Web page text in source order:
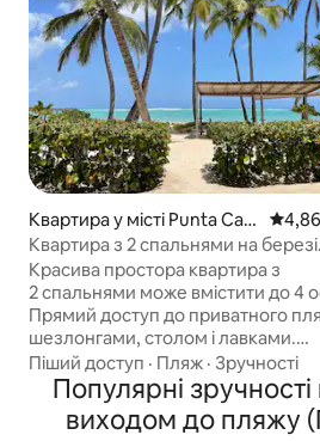
Квартира у місті Punta Can
a
Квартира з 2 спальнями на березі
океану
Красива простора квартира з
2 спальнями може вмістити до 4
Прямий доступ до приватного
шезлонгами, столом і лавками.
Розташована на 4-му поверсі (без
ліфта). 2 спальні мають власні
видом на океан: двоспальне
розміру King size та двоспальне
Піший доступ · Пляж · Зручності
Популярні зручності
виходом до пляжу